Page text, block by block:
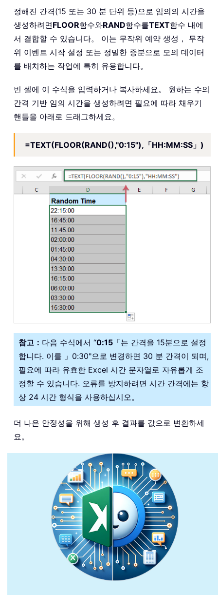
정해진 간격(15 또는 30 분 단위 등)으로 임의의 시간을
생성하려면FLOOR함수와RAND함수를TEXT함수 내에
서 결합할 수 있습니다。 이는 무작위 예약 생성， 무작
위 이벤트 시작 설정 또는 정밀한 증분으로 모의 데이터
를 배치하는 작업에 특히 유용합니다。
빈 셀에 이 수식을 입력하거나 복사하세요。 원하는 수의
간격 기반 임의 시간을 생성하려면 필요에 따라 채우기
핸들을 아래로 드래그하세요。
=TEXT(FLOOR(RAND(),"0:15"),「HH:MM:SS」)
참고： 다음 수식에서 “0:15 「는 간격을 15분으로 설정
합니다. 이를 」0:30"으로 변경하면 30 분 간격이 되며,
필요에 따라 유효한 Excel 시간 문자열로 자유롭게 조
정할 수 있습니다. 오류를 방지하려면 시간 간격에는 항
상 24 시간 형식을 사용하십시오。
더 나은 안정성을 위해 생성 후 결과를 값으로 변환하세
요。